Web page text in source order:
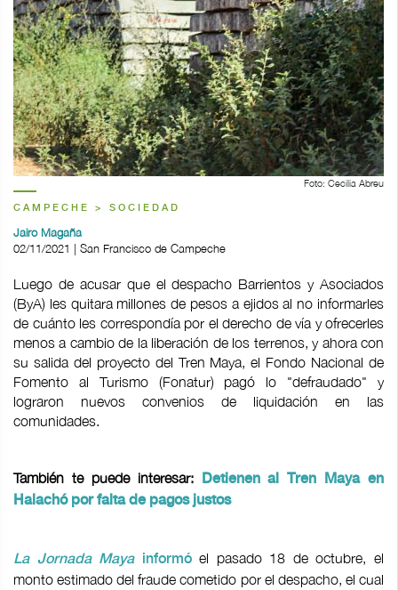
Foto: Cecilia Abreu
CAMPECHE > SOCIEDAD
Jairo Magaña
02/11/2021 | San Francisco de Campeche
Luego de acusar que el despacho Barrientos y Asociados
(ByA) les quitara millones de pesos a ejidos al no informarles
de cuánto les correspondía por el derecho de vía y ofrecerles
menos a cambio de la liberación de los terrenos, y ahora con
su salida del proyecto del Tren Maya, el Fondo Nacional de
Fomento al Turismo (Fonatur) pagó lo "defraudado" y
lograron nuevos convenios de liquidación en las
comunidades.
También te puede interesar:
Detienen al Tren Maya en
Halachó por falta de pagos justos
La Jornada Mayainformóel pasado 18 de octubre, el
monto estimado del fraude cometido por el despacho, el cual